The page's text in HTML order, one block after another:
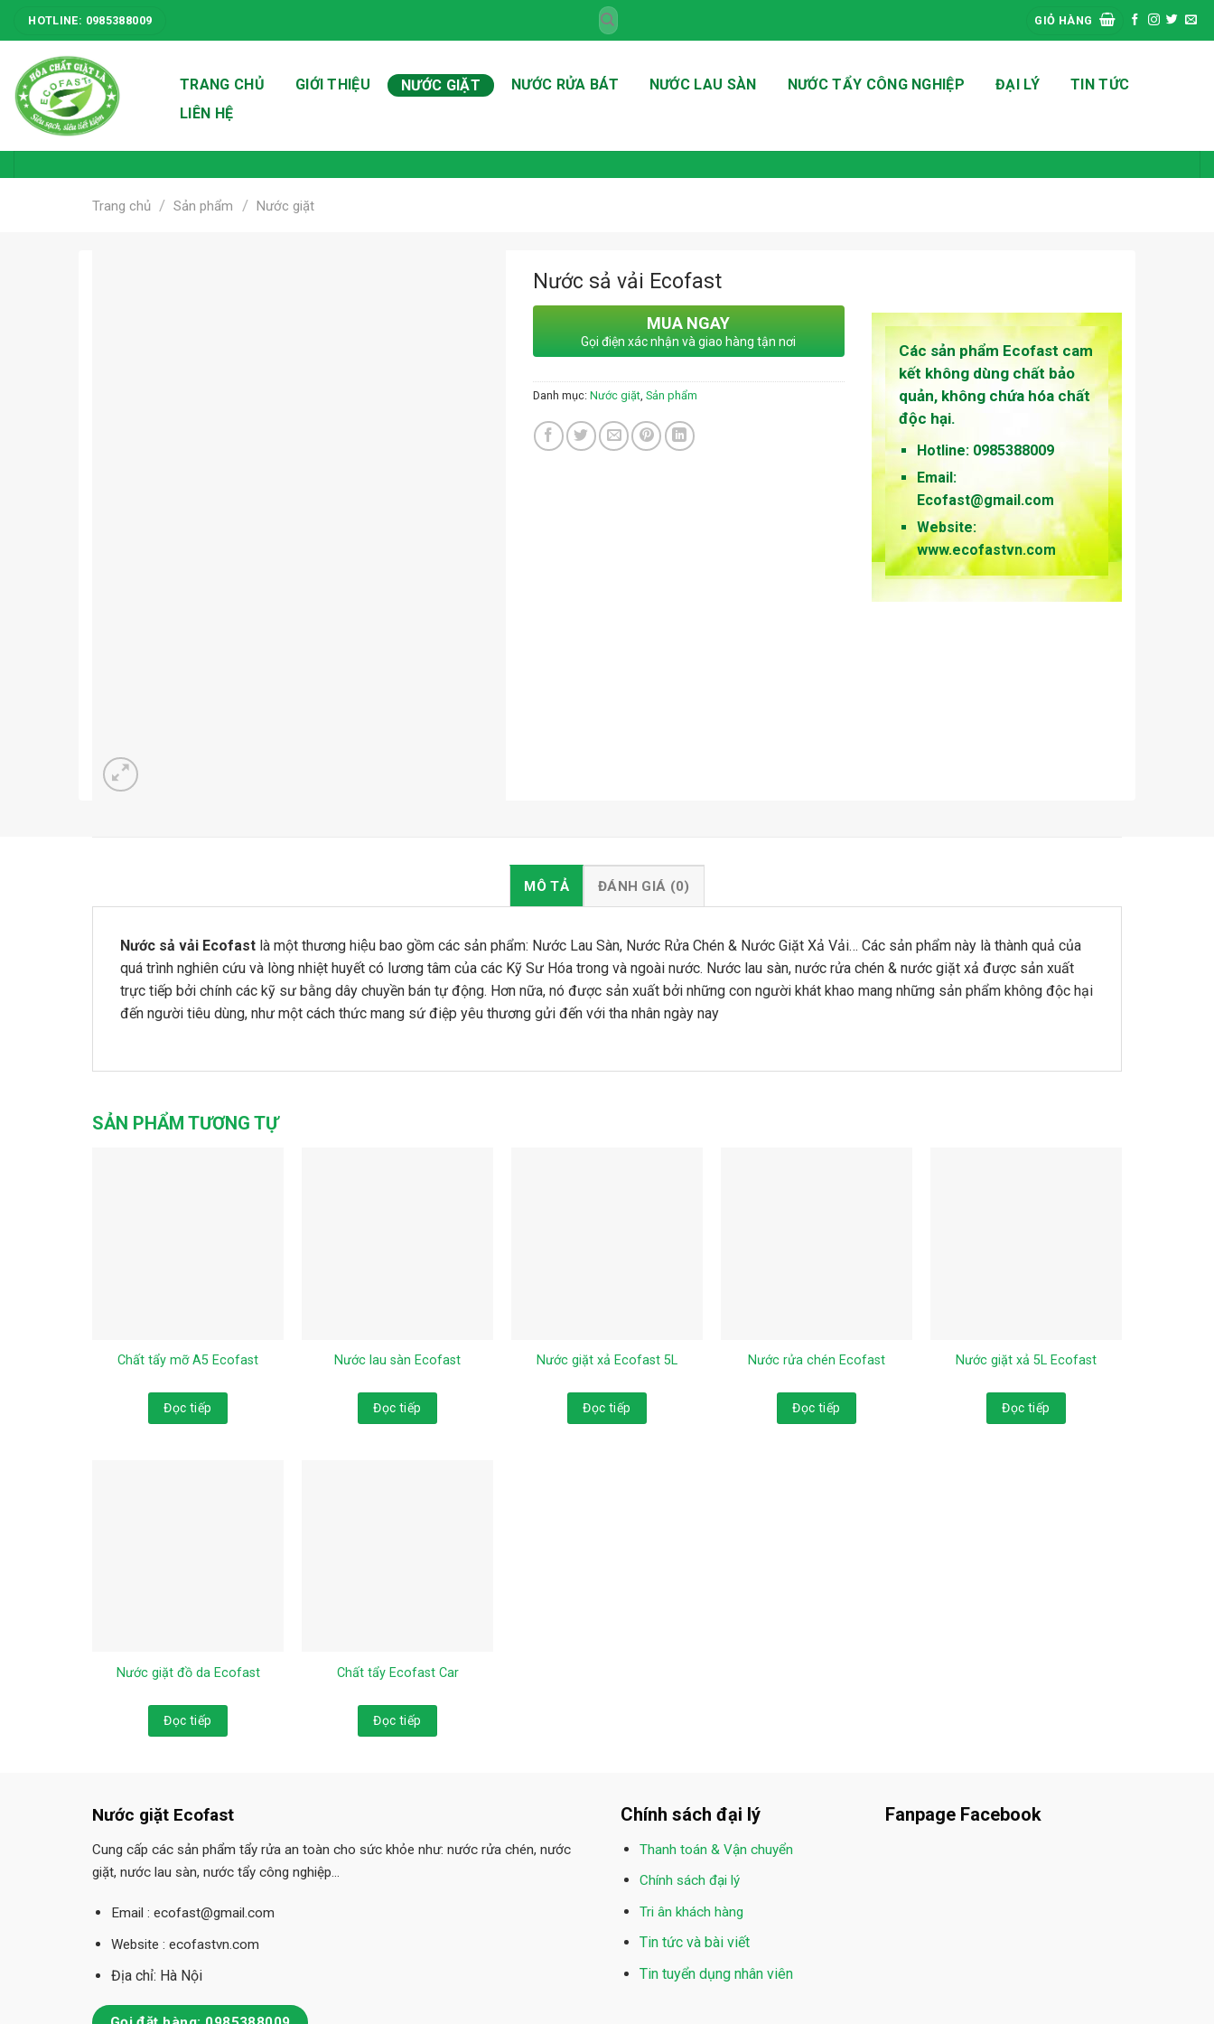
content
HOTLINE: 0985388009
Tìm
kiếm:
GIỎ HÀNG
TRANG CHỦ GIỚI THIỆU NƯỚC GIẶT NƯỚC RỬA BÁT NƯỚC LAU SÀN NƯỚC TẨY CÔNG NGHIỆP ĐẠI LÝ
TIN TỨC
LIÊN HỆ
Trang chủ / Sản phẩm / Nước giặt
Nước sả vải Ecofast
MUA NGAY
Gọi điện xác nhận và giao hàng tận nơi
Danh mục: Nước giặt, Sản phẩm
Các sản phẩm Ecofast cam
kết không dùng chất bảo
quản, không chứa hóa chất
độc hại.
Hotline: 0985388009
Email:
Ecofast@gmail.com
Website:
www.ecofastvn.com
MÔ TẢ ĐÁNH GIÁ (0)
Nước sả vải Ecofast là một thương hiệu bao gồm các sản phẩm: Nước Lau Sàn, Nước Rửa Chén & Nước Giặt Xả Vải… Các sản phẩm này là thành quả của
quá trình nghiên cứu và lòng nhiệt huyết có lương tâm của các Kỹ Sư Hóa trong và ngoài nước. Nước lau sàn, nước rửa chén & nước giặt xả được sản xuất
trực tiếp bởi chính các kỹ sư bằng dây chuyền bán tự động. Hơn nữa, nó được sản xuất bởi những con người khát khao mang những sản phẩm không độc hại
đến người tiêu dùng, như một cách thức mang sứ điệp yêu thương gửi đến với tha nhân ngày nay
SẢN PHẨM TƯƠNG TỰ
Chất tẩy mỡ A5 Ecofast
Đọc tiếp
Nước lau sàn Ecofast
Đọc tiếp
Nước giặt xả Ecofast 5L
Đọc tiếp
Nước rửa chén Ecofast
Đọc tiếp
Nước giặt xả 5L Ecofast
Đọc tiếp
Nước giặt đồ da Ecofast
Đọc tiếp
Chất tẩy Ecofast Car
Đọc tiếp
Nước giặt Ecofast
Cung cấp các sản phẩm tẩy rửa an toàn cho sức khỏe như: nước rửa chén, nước
giặt, nước lau sàn, nước tẩy công nghiệp...
Email : ecofast@gmail.com
Website : ecofastvn.com
Địa chỉ: Hà Nội
Chính sách đại lý
Thanh toán & Vận chuyển
Chính sách đại lý
Tri ân khách hàng
Tin tức và bài viết
Tin tuyển dụng nhân viên
Fanpage Facebook